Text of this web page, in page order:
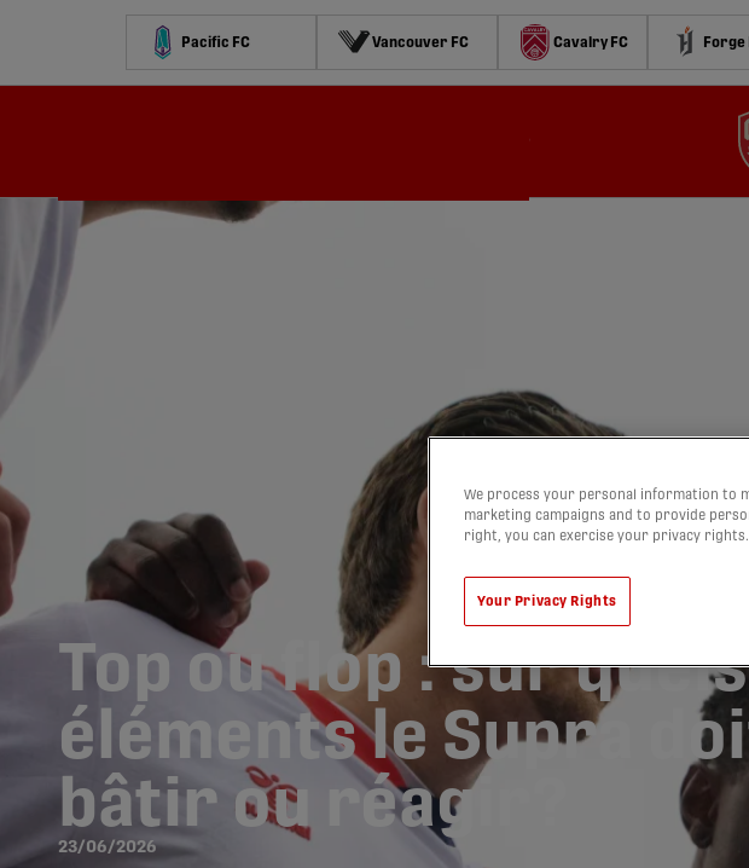
Pacific FC Vancouver FC Cavalry FC Forge
Top ou flop : sur quels
éléments le Supra
bâtir ou réagir?
23/06/2026
We process your personal information to
marketing campaigns and to provide
right, you can exercise your privacy
Your Privacy Rights